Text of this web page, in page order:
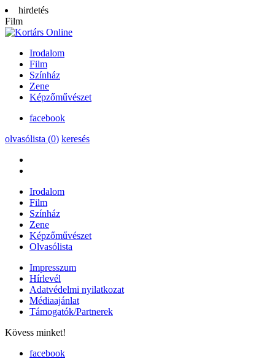
hirdetés
Film
Irodalom
Film
Színház
Zene
Képzőművészet
facebook
olvasólista (0) keresés
Irodalom
Film
Színház
Zene
Képzőművészet
Olvasólista
Impresszum
Hírlevél
Adatvédelmi nyilatkozat
Médiaajánlat
Támogatók/Partnerek
Kövess minket!
facebook